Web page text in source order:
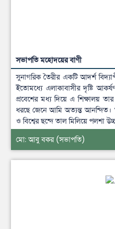
সভাপতি মহোদয়ের বাণী
সুনাগরিক তৈরীর একটি আদর্শ
ইতোমধ্যে এলাকাবাসীর দৃষ্টি
প্রবেশের মধ্য দিয়ে এ শিক্ষালয়
ধরছে জেনে আমি অত্যন্ত আনন্দিত।
ও বিশ্বের ছন্দে তাল মিলিয়ে পলশা
মো: আবু বকর (সভাপতি)